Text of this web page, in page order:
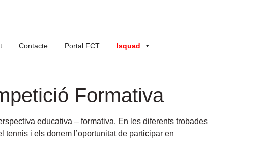
Contacte Portal FCT Isquad
Formativa
educativa – formativa. En les diferents trobades
i els donem l’oportunitat de participar en